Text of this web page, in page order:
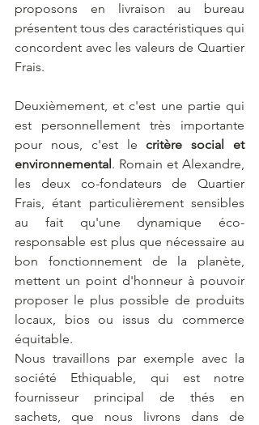
proposons en livraison au bureau
présentent tous des caractéristiques qui
concordent avec les valeurs de Quartier
Frais.
Deuxièmement, et c'est une partie qui
est personnellement très importante
pour nous, c'est le critère social et
environnemental. Romain et Alexandre,
les deux co-fondateurs de Quartier
Frais, étant particulièrement sensibles
au fait qu'une dynamique éco-
responsable est plus que nécessaire au
bon fonctionnement de la planète,
mettent un point d'honneur à pouvoir
proposer le plus possible de produits
locaux, bios ou issus du commerce
équitable.
Nous travaillons par exemple avec la
société Ethiquable, qui est notre
fournisseur principal de thés en
sachets, que nous livrons dans de